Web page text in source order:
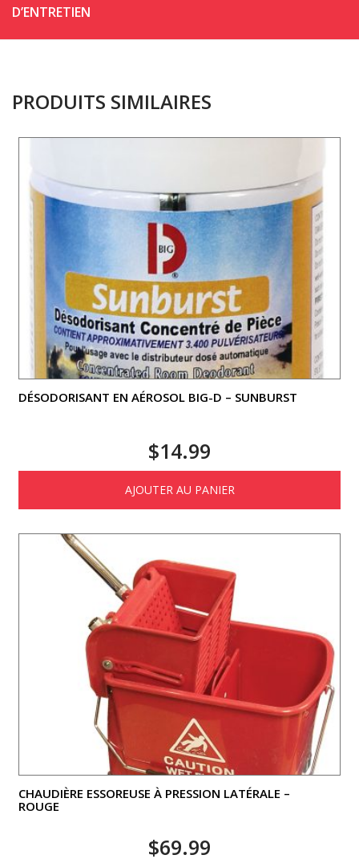
D’ENTRETIEN
PRODUITS SIMILAIRES
DÉSODORISANT EN AÉROSOL BIG-D – SUNBURST
$14.99
AJOUTER AU PANIER
CHAUDIÈRE ESSOREUSE À PRESSION LATÉRALE –
ROUGE
$69.99